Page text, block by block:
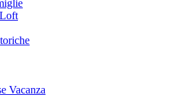
Vacanza